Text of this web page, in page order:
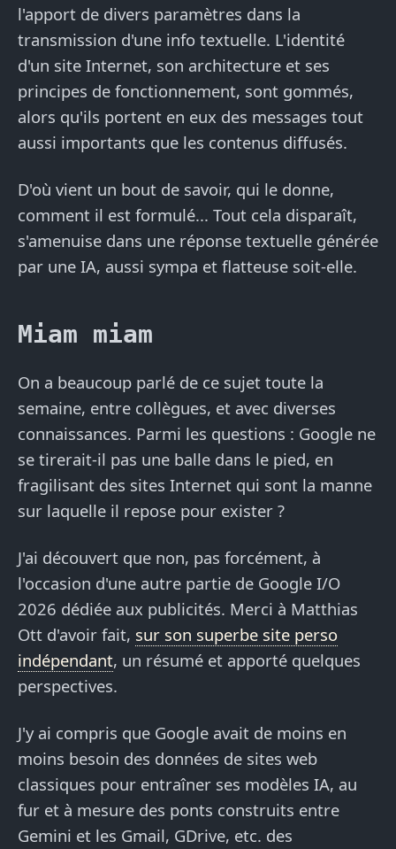
l'apport de divers paramètres dans la
transmission d'une info textuelle. L'identité
d'un site Internet, son architecture et ses
principes de fonctionnement, sont gommés,
alors qu'ils portent en eux des messages tout
aussi importants que les contenus diffusés.
D'où vient un bout de savoir, qui le donne,
comment il est formulé... Tout cela disparaît,
s'amenuise dans une réponse textuelle générée
par une IA, aussi sympa et flatteuse soit-elle.
Miam miam
On a beaucoup parlé de ce sujet toute la
semaine, entre collègues, et avec diverses
connaissances. Parmi les questions : Google ne
se tirerait-il pas une balle dans le pied, en
fragilisant des sites Internet qui sont la manne
sur laquelle il repose pour exister ?
J'ai découvert que non, pas forcément, à
l'occasion d'une autre partie de Google I/O
2026 dédiée aux publicités. Merci à Matthias
Ott d'avoir fait, sur son superbe site perso
indépendant, un résumé et apporté quelques
perspectives.
J'y ai compris que Google avait de moins en
moins besoin des données de sites web
classiques pour entraîner ses modèles IA, au
fur et à mesure des ponts construits entre
Gemini et les Gmail, GDrive, etc. des